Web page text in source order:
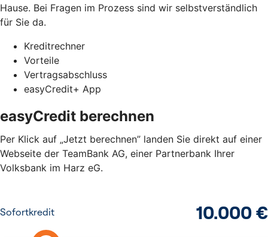
Hause. Bei Fragen im Prozess sind wir selbstverständlich
für Sie da.
Kreditrechner
Vorteile
Vertragsabschluss
easyCredit+ App
easyCredit berechnen
Per Klick auf „Jetzt berechnen” landen Sie direkt auf einer
Webseite der TeamBank AG, einer Partnerbank Ihrer
Volksbank im Harz eG.